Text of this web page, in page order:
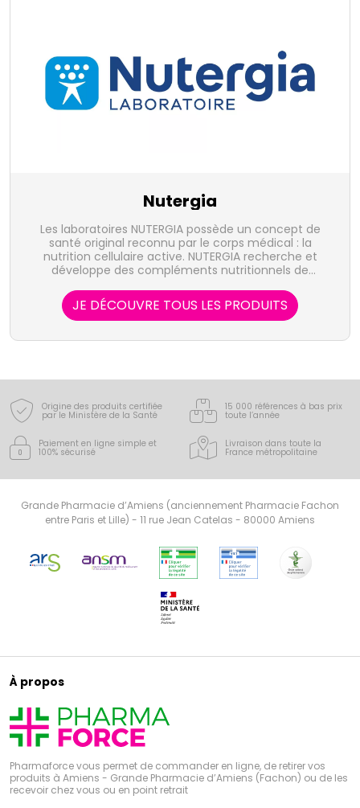
Nutergia
Les laboratoires NUTERGIA possède un concept de
santé original reconnu par le corps médical : la
nutrition cellulaire active. NUTERGIA recherche et
développe des compléments nutritionnels de
JE DÉCOUVRE TOUS LES PRODUITS
Origine des produits certifiée
par le Ministère de la Santé
15 000 références à bas prix
toute l’année
Paiement en ligne simple et
100% sécurisé
Livraison dans toute la
France métropolitaine
Grande Pharmacie d’Amiens (anciennement Pharmacie Fachon
entre Paris et Lille) - 11 rue Jean Catelas - 80000 Amiens
À propos
Pharmaforce vous permet de commander en ligne, de retirer vos
produits à Amiens - Grande Pharmacie d’Amiens (Fachon) ou de les
recevoir chez vous ou en point retrait